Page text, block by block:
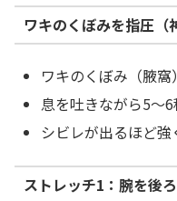
ワキのくぼみを指圧（
ワキのくぼみ（腋窩
息を吐きながら5〜6
シビレが出るほど強
ストレッチ1：腕を後